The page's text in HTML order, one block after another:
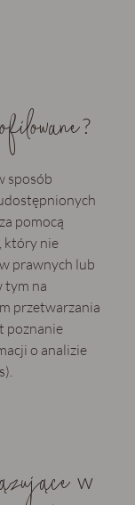
?
sposób
pomocą
który nie
prawnych lub
tym na
przetwarzania
poznanie
o analizie
w